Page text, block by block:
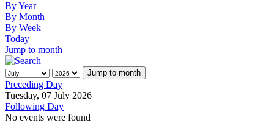
By Year
By Month
By Week
Today
Jump to month
Jump to month
Preceding Day
Tuesday, 07 July 2026
Following Day
No events were found